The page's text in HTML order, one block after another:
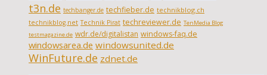
t3n.de techbanger.de techfieber.de technikblog.ch
technikblog.net Technik Pirat techreviewer.de TenMedia Blog
testmagazine.de wdr.de/digitalistan windows-faq.de
windowsarea.de windowsunited.de
WinFuture.de zdnet.de